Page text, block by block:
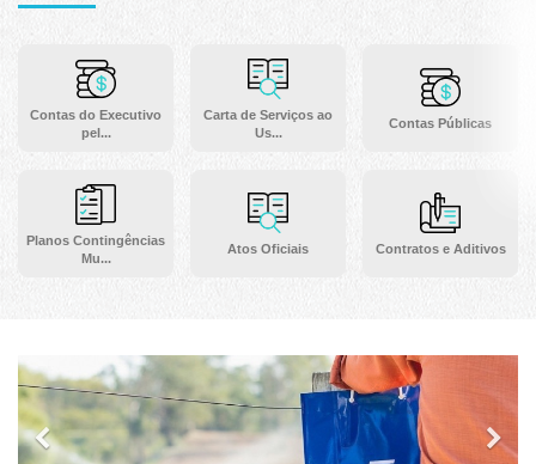
Contas do Executivo
pel...
Planos Contingências
Mu...
Carta de Serviços ao
Us...
Atos Oficiais
Contas Públicas
Contratos e Aditivos
Previous